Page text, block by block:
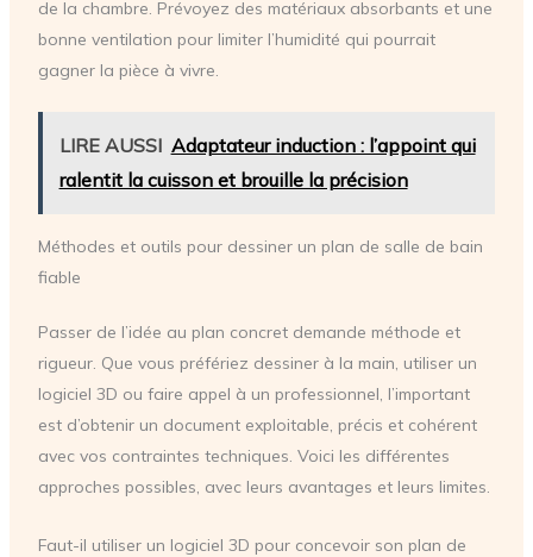
de la chambre. Prévoyez des matériaux absorbants et une
bonne ventilation pour limiter l’humidité qui pourrait
gagner la pièce à vivre.
LIRE AUSSI Adaptateur induction : l’appoint qui
ralentit la cuisson et brouille la précision
Méthodes et outils pour dessiner un plan de salle de bain
fiable
Passer de l’idée au plan concret demande méthode et
rigueur. Que vous préfériez dessiner à la main, utiliser un
logiciel 3D ou faire appel à un professionnel, l’important
est d’obtenir un document exploitable, précis et cohérent
avec vos contraintes techniques. Voici les différentes
approches possibles, avec leurs avantages et leurs limites.
Faut-il utiliser un logiciel 3D pour concevoir son plan de